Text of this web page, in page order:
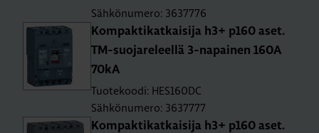
Sähkönumero: 3637776
Kom­pak­ti­kat­kai­si­ja h3+ p160 aset.
TM-suo­ja­re­leel­lä 3-na­pai­nen 160A
70kA
Tuotekoodi: HES160DC
Sähkönumero: 3637777
Kom­pak­ti­kat­kai­si­ja h3+ p160 aset.